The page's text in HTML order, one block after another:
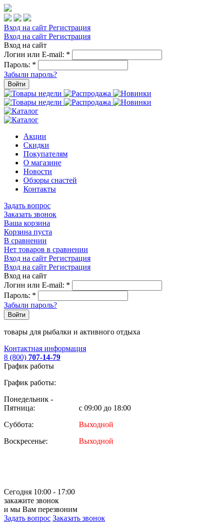
Вход на сайт Регистрация
Вход на сайт Регистрация
Вход на сайт
Логин или E-mail: *
Пароль: *
Забыли пароль?
Войти
Акции
Скидки
Покупателям
О магазине
Новости
Обзоры снастей
Контакты
Задать вопрос
Заказать звонок
Ваша корзина
Корзина пуста
В сравнении
Нет товаров в сравнении
Вход на сайт Регистрация
Вход на сайт Регистрация
Вход на сайт
Логин или E-mail: *
Пароль: *
Забыли пароль?
Войти
товары для рыбалки и активного отдыха
Контактная информация
8 (800) 707-14-79
График работы
График работы:
Понедельник -
Пятница:
с 09:00 до 18:00
Суббота:
Выходной
Воскресенье:
Выходной
Сегодня 10:00 - 17:00
закажите звонок
и мы Вам перезвоним
Задать вопрос Заказать звонок